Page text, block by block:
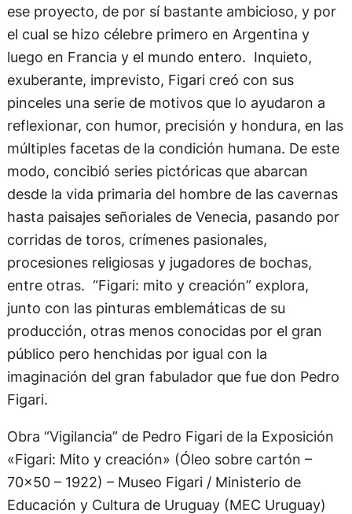
ese proyecto, de por sí bastante ambicioso, y por
el cual se hizo célebre primero en Argentina y
luego en Francia y el mundo entero. Inquieto,
exuberante, imprevisto, Figari creó con sus
pinceles una serie de motivos que lo ayudaron a
reflexionar, con humor, precisión y hondura, en las
múltiples facetas de la condición humana. De este
modo, concibió series pictóricas que abarcan
desde la vida primaria del hombre de las cavernas
hasta paisajes señoriales de Venecia, pasando por
corridas de toros, crímenes pasionales,
procesiones religiosas y jugadores de bochas,
entre otras. “Figari: mito y creación” explora,
junto con las pinturas emblemáticas de su
producción, otras menos conocidas por el gran
público pero henchidas por igual con la
imaginación del gran fabulador que fue don Pedro
Figari.
Obra “Vigilancia” de Pedro Figari de la Exposición
«Figari: Mito y creación» (Óleo sobre cartón –
70×50 – 1922) – Museo Figari / Ministerio de
Educación y Cultura de Uruguay (MEC Uruguay)